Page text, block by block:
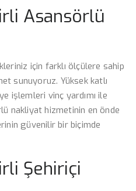
Asansörlü
için farklı ölçülere sahip
sunuyoruz. Yüksek katlı
işlemleri vinç yardımı ile
nakliyat hizmetinin en önde
güvenilir bir biçimde
Şehiriçi